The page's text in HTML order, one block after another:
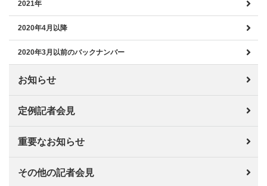
2021年
2020年4月以降
2020年3月以前のバックナンバー
お知らせ
定例記者会見
重要なお知らせ
その他の記者会見